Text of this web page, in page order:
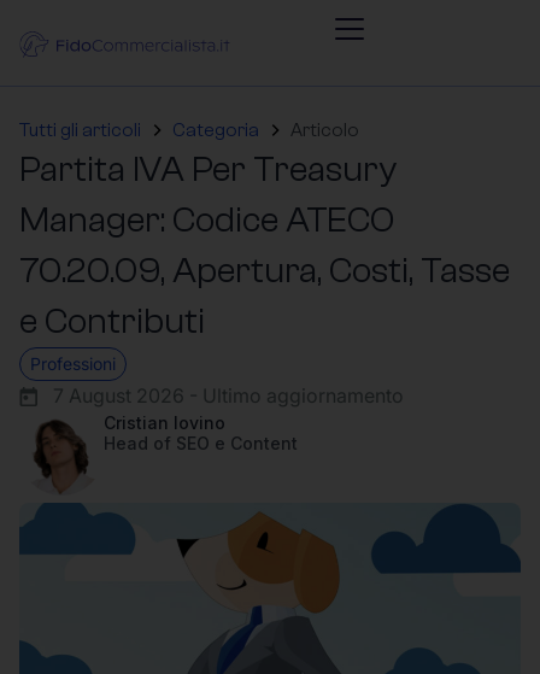
Tutti gli articoli Categoria Articolo
Partita IVA Per Treasury
Manager: Codice ATECO
70.20.09, Apertura, Costi, Tasse
e Contributi
Professioni
7 August 2026 - Ultimo aggiornamento
Cristian Iovino
Head of SEO e Content